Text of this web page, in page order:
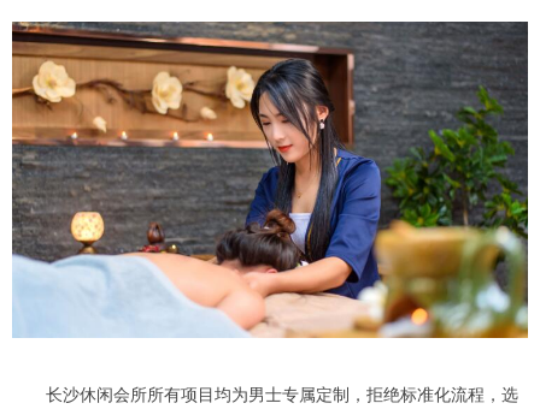
长沙休闲会所所有项目均为男士专属定制，拒绝标准化流程，选